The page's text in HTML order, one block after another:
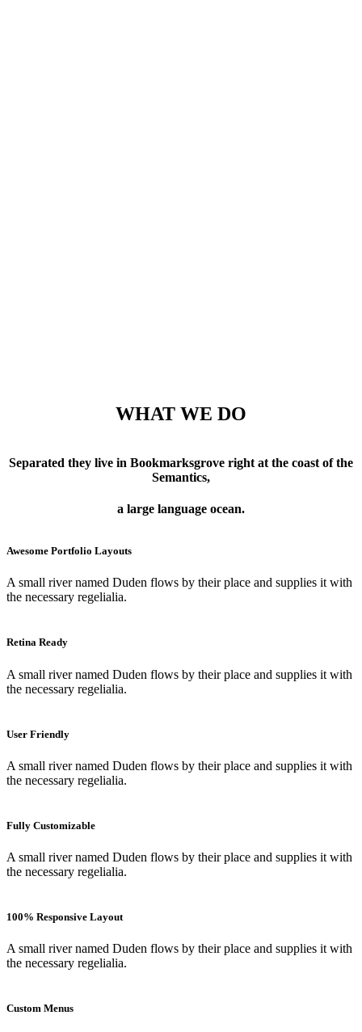
WHAT WE DO
Separated they live in Bookmarksgrove right at the coast of the
Semantics,
a large language ocean.
Awesome Portfolio Layouts
A small river named Duden flows by their place and supplies it with
the necessary regelialia.
Retina Ready
A small river named Duden flows by their place and supplies it with
the necessary regelialia.
User Friendly
A small river named Duden flows by their place and supplies it with
the necessary regelialia.
Fully Customizable
A small river named Duden flows by their place and supplies it with
the necessary regelialia.
100% Responsive Layout
A small river named Duden flows by their place and supplies it with
the necessary regelialia.
Custom Menus